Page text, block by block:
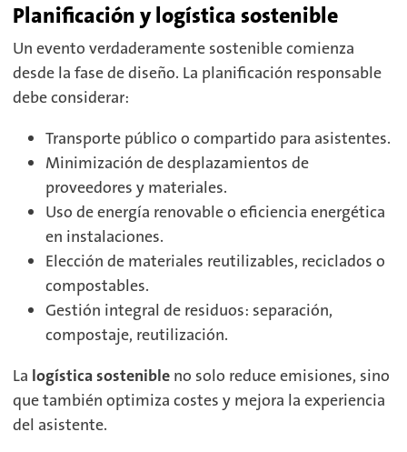
Planificación y logística sostenible
Un evento verdaderamente sostenible comienza
desde la fase de diseño. La planificación responsable
debe considerar:
Transporte público o compartido para asistentes.
Minimización de desplazamientos de
proveedores y materiales.
Uso de energía renovable o eficiencia energética
en instalaciones.
Elección de materiales reutilizables, reciclados o
compostables.
Gestión integral de residuos: separación,
compostaje, reutilización.
La logística sostenibleno solo reduce emisiones, sino
que también optimiza costes y mejora la experiencia
del asistente.